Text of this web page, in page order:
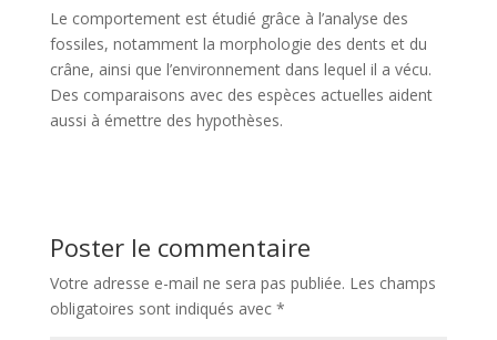
Le comportement est étudié grâce à l’analyse des
fossiles, notamment la morphologie des dents et du
crâne, ainsi que l’environnement dans lequel il a vécu.
Des comparaisons avec des espèces actuelles aident
aussi à émettre des hypothèses.
Poster le commentaire
Votre adresse e-mail ne sera pas publiée. Les champs
obligatoires sont indiqués avec *